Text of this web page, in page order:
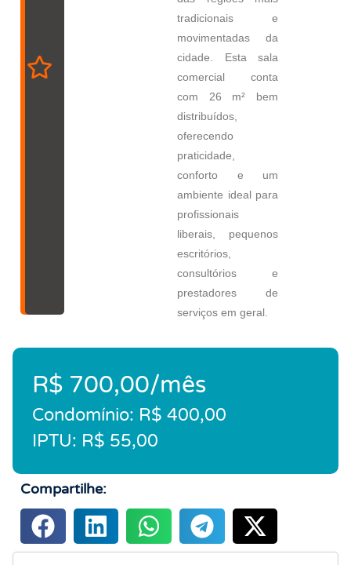
tradicionais e
movimentadas da
cidade. Esta sala
comercial conta
com 26 m² bem
distribuídos,
oferecendo
praticidade,
conforto e um
ambiente ideal para
profissionais
liberais, pequenos
escritórios,
consultórios e
prestadores de
serviços em geral.
R$ 700,00/mês
Condomínio: R$ 400,00
IPTU: R$ 55,00
Compartilhe: